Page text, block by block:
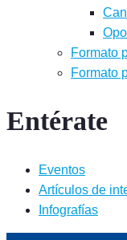
Formato
Formato
Entérate
Eventos
Artículos de
Infografías